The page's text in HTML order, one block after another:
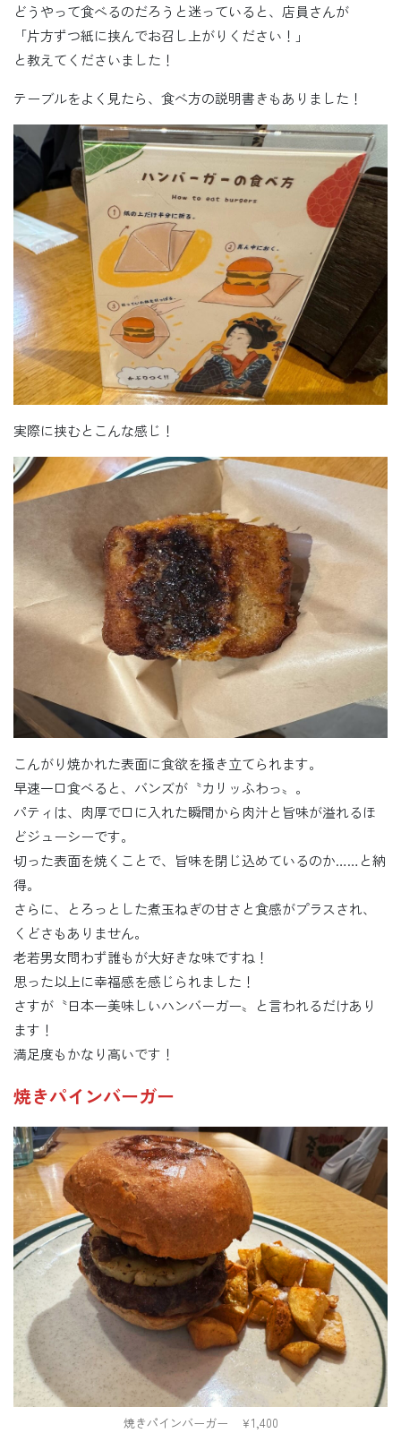
どうやって食べるのだろうと迷っていると、店員さんが
「片方ずつ紙に挟んでお召し上がりください！」
と教えてくださいました！
テーブルをよく見たら、食べ方の説明書きもありました！
実際に挟むとこんな感じ！
こんがり焼かれた表面に食欲を掻き立てられます。
早速一口食べると、バンズが〝カリッふわっ〟。
パティは、肉厚で口に入れた瞬間から肉汁と旨味が溢れるほ
どジューシーです。
切った表面を焼くことで、旨味を閉じ込めているのか……と納
得。
さらに、とろっとした煮玉ねぎの甘さと食感がプラスされ、
くどさもありません。
老若男女問わず誰もが大好きな味ですね！
思った以上に幸福感を感じられました！
さすが〝日本一美味しいハンバーガー〟と言われるだけあり
ます！
満足度もかなり高いです！
焼きパインバーガー
焼きパインバーガー ￥1,400